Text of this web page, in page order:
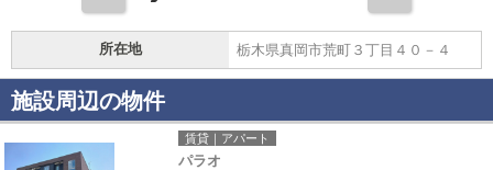
所在地 栃木県真岡市荒町３丁目４０－４
施設周辺の物件
賃貸｜アパート
パラオ